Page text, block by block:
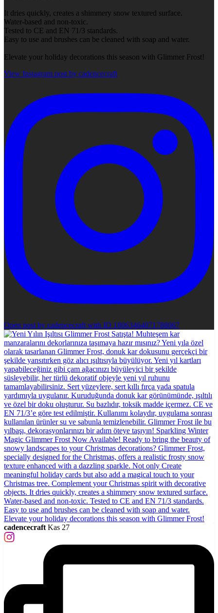
It dries quickly, creates a shimmery snow textured surface.
Water-based and non-toxic.
Tested to CE and EN 71/3 standards.
Easy to use and brushes can be cleaned with soap and water.
Elevate your holiday decorations this season with Glimmer Frost!
View Instagram post by cadencecraft
Open post by cadencecraft with ID 18063464071788067
cadencecraft Kas 27